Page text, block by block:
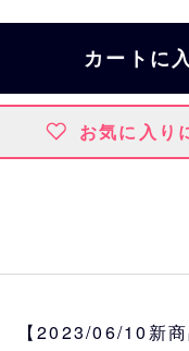
カートに
お気に入り
☆ばぶポンタのラ
2023/06/10新商